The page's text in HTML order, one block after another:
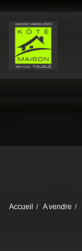
Accueil A vendre